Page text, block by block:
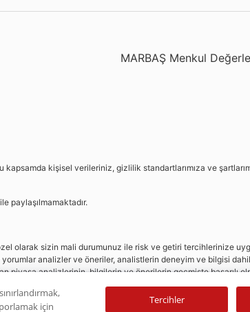
MARBAŞ Menkul
kişisel verileriniz, gizlilik standartlarımıza ve
paylaşılmamaktadır.
olarak sizin mali durumunuz ile risk ve getiri tercihlerinize
analizler ve öneriler, analistlerin deneyim ve bilgisi
analizlerinin, bilgilerin ve önerilerin geçmişte başarılı
için
Tercihler